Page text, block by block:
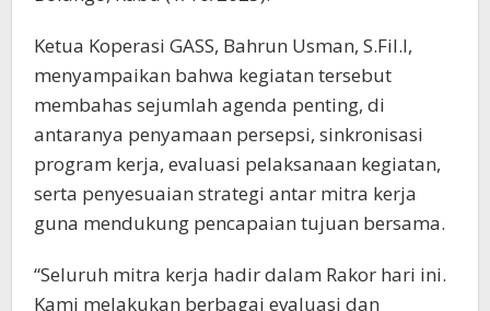
Ketua Koperasi GASS, Bahrun Usman, S.Fil.I,
menyampaikan bahwa kegiatan tersebut
membahas sejumlah agenda penting, di
antaranya penyamaan persepsi, sinkronisasi
program kerja, evaluasi pelaksanaan kegiatan,
serta penyesuaian strategi antar mitra kerja
guna mendukung pencapaian tujuan bersama.
“Seluruh mitra kerja hadir dalam Rakor hari ini.
Kami melakukan berbagai evaluasi dan